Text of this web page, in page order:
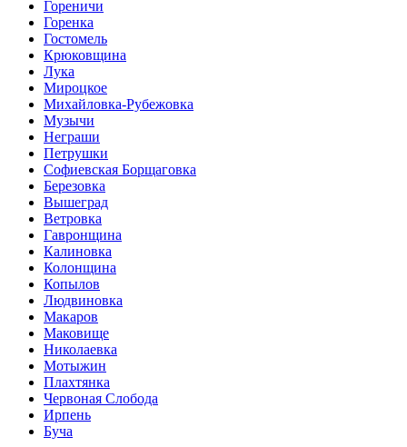
Гореничи
Горенка
Гостомель
Крюковщина
Лука
Мироцкое
Михайловка-Рубежовка
Музычи
Неграши
Петрушки
Софиевская Борщаговка
Березовка
Вышеград
Ветровка
Гавронщина
Калиновка
Колонщина
Копылов
Людвиновка
Макаров
Маковище
Николаевка
Мотыжин
Плахтянка
Червоная Слобода
Ирпень
Буча